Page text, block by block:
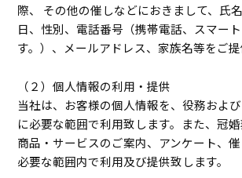
際、 その他の催しなどにおきまして、氏
日、性別、電話番号（携帯電話、スマー
す。）、メールアドレス、家族名等をご提
（２）個人情報の利用・提供
当社は、お客様の個人情報を、役務およ
に必要な範囲で利用致します。また、冠
商品・サービスのご案内、アンケート、
必要な範囲内で利用及び提供致します。